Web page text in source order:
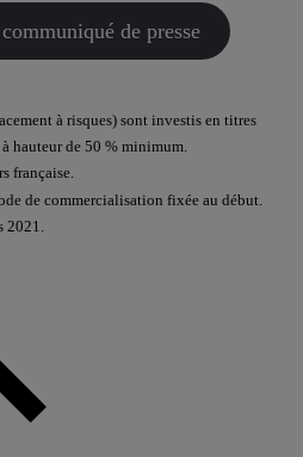
de presse
à risques) sont investis en titres
à hauteur de 50 % minimum.
française.
de commercialisation fixée au début.